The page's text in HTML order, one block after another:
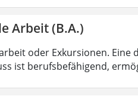
Arbeit (B.A.)
oder Exkursionen.
ist berufsbefähigend,